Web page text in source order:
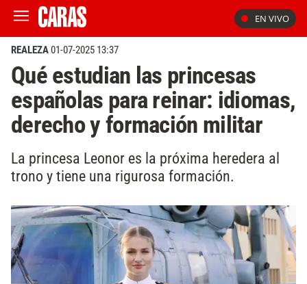
EN VIVO
REALEZA01-07-2025 13:37
Qué estudian las princesas
españolas para reinar: idiomas,
derecho y formación militar
La princesa Leonor es la próxima heredera al
trono y tiene una rigurosa formación.